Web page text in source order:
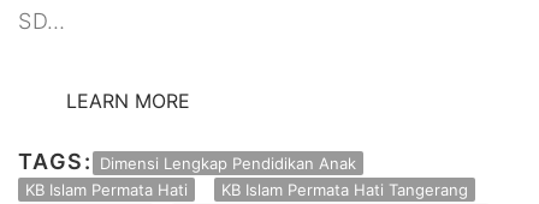
SD…
LEARN MORE
TAGS:
Dimensi Lengkap Pendidikan Anak
KB Islam Permata Hati
KB Islam Permata Hati Tangerang